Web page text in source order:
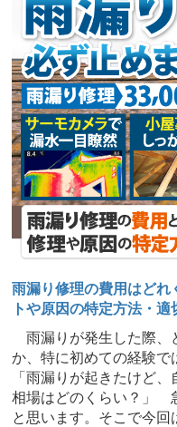
雨漏り修理の費用はどれ
トや原因の特定方法・適
雨漏りが発生した際、
か、特に初めての経験
「雨漏りが起きたけど
相場はどのくらい？」
と思います。そこで今